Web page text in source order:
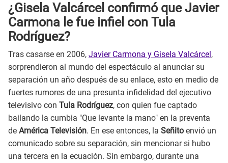
¿Gisela Valcárcel confirmó que Javier
Carmona le fue infiel con Tula
Rodríguez?
Tras casarse en 2006, Javier Carmona y Gisela Valcárcel,
sorprendieron al mundo del espectáculo al anunciar su
separación un año después de su enlace, esto en medio de
fuertes rumores de una presunta infidelidad del ejecutivo
televisivo con Tula Rodríguez, con quien fue captado
bailando la cumbia "Que levante la mano" en la preventa
de América Televisión. En ese entonces, la Señito envió un
comunicado sobre su separación, sin mencionar si hubo
una tercera en la ecuación. Sin embargo, durante una